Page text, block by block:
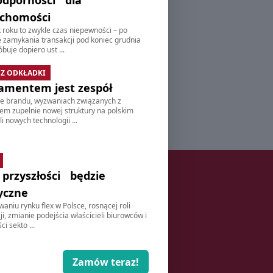
NEWSLETTER
najnowsze informacje ze świata
nieruchomości e-mailem
ZAPISZ
roku to zwykle czas niepewności – po
zamykania transakcji pod koniec grudnia
dopiero ust ...
ODKŁADKI
jest zespół
brandu, wyzwaniach związanych z
zupełnie nowej struktury na polskim
nowych technologii ...
będzie
rynku flex w Polsce, rosnącej roli
zmianie podejścia właścicieli biurowców i
sekto ...
Zamów teraz!